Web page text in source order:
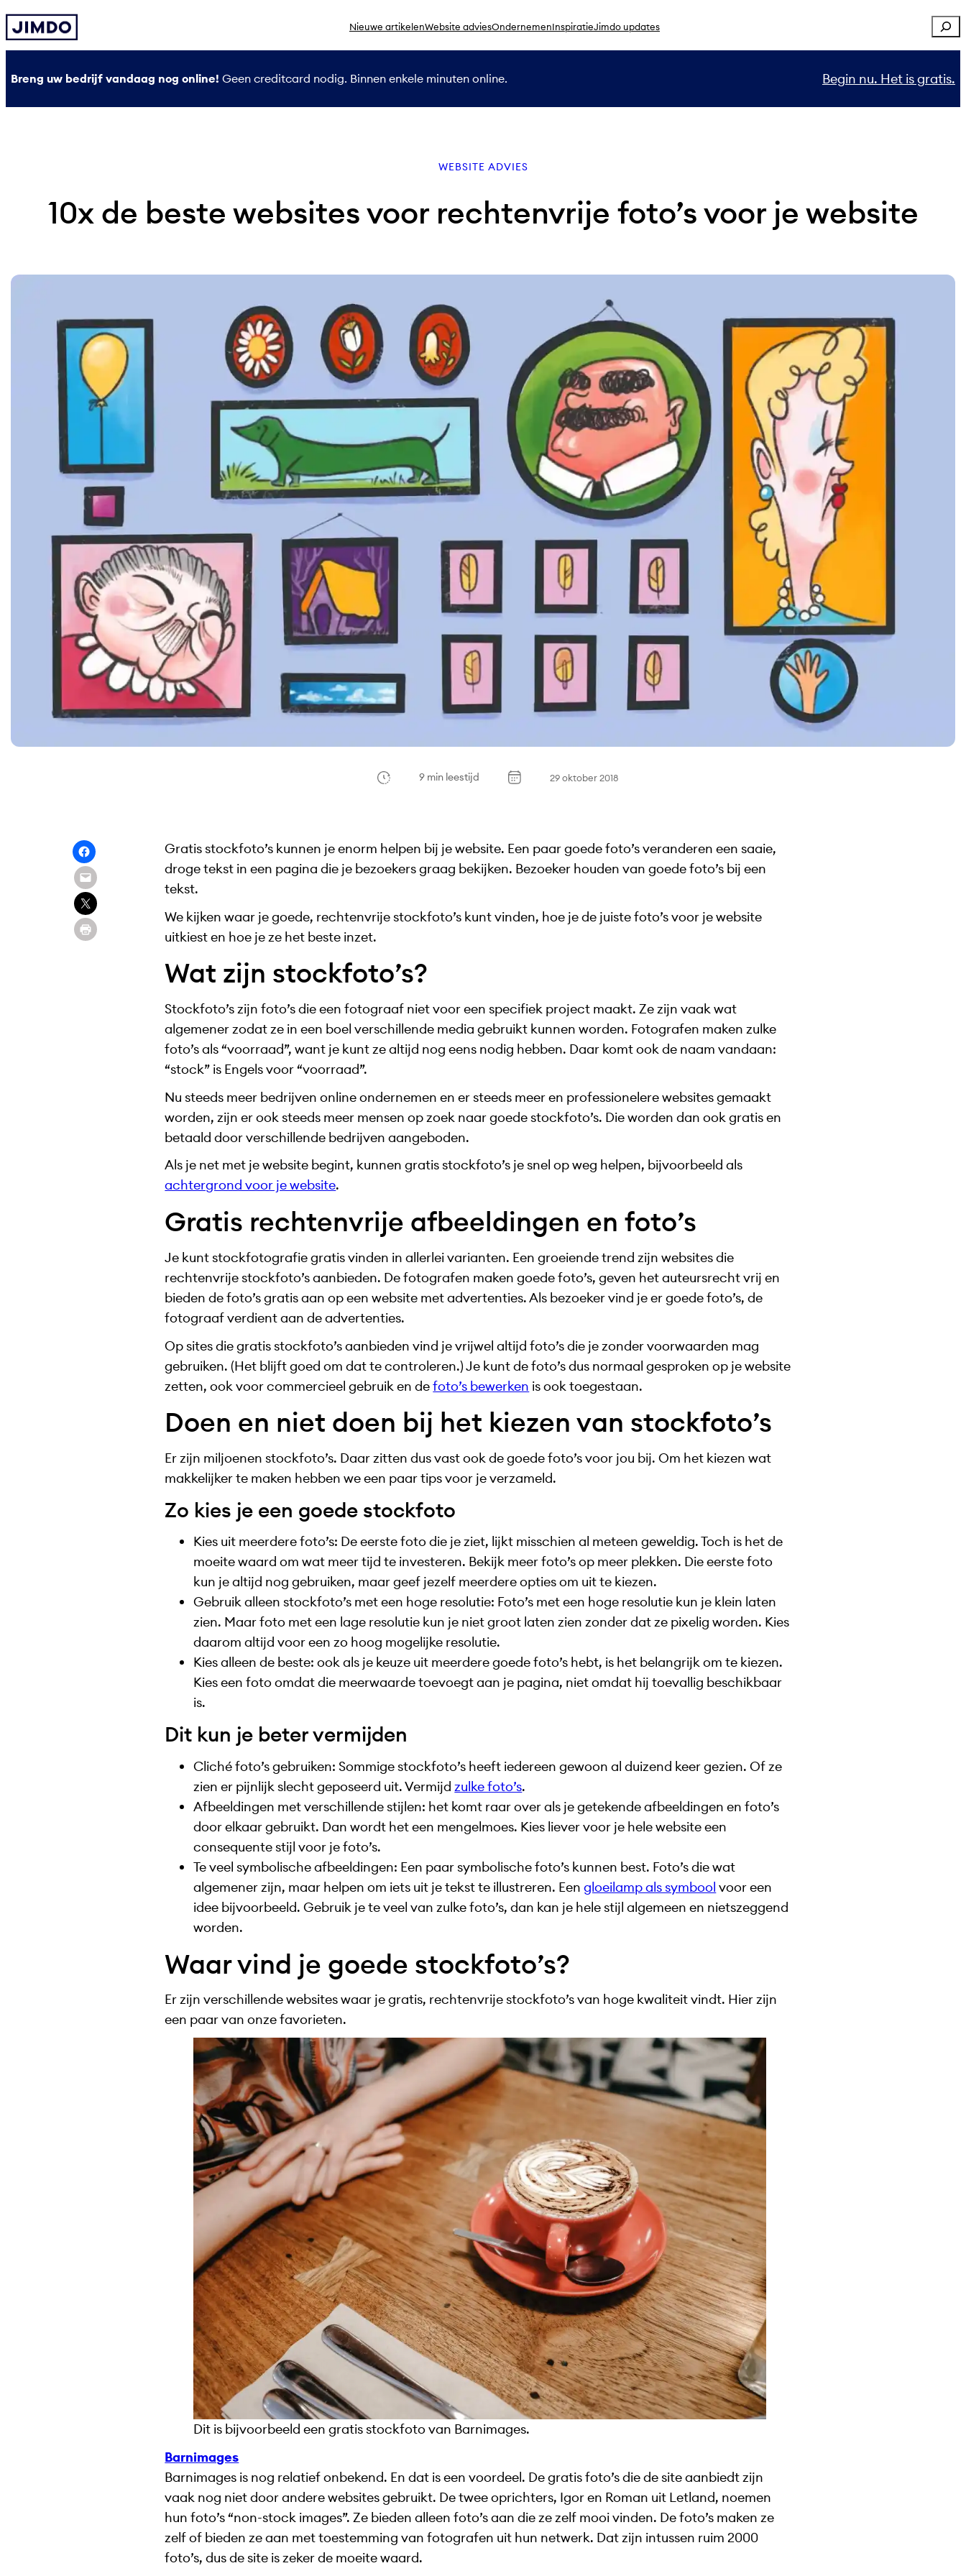
Ga
naar
de
inhoud
Nieuwe artikelenWebsite adviesOndernemenInspiratieJimdo updates
Breng uw bedrijf vandaag nog online!Geen creditcard nodig. Binnen enkele minuten online. Begin nu. Het is gratis.
WEBSITE ADVIES
10x de beste websites voor rechtenvrije foto’s voor je website
9 min leestijd 29 oktober 2018
Gratis stockfoto’s kunnen je enorm helpen bij je website. Een paar goede foto’s veranderen een saaie,
droge tekst in een pagina die je bezoekers graag bekijken. Bezoeker houden van goede foto’s bij een
tekst.
We kijken waar je goede, rechtenvrije stockfoto’s kunt vinden, hoe je de juiste foto’s voor je website
uitkiest en hoe je ze het beste inzet.
Wat zijn stockfoto’s?
Stockfoto’s zijn foto’s die een fotograaf niet voor een specifiek project maakt. Ze zijn vaak wat
algemener zodat ze in een boel verschillende media gebruikt kunnen worden. Fotografen maken zulke
foto’s als “voorraad”, want je kunt ze altijd nog eens nodig hebben. Daar komt ook de naam vandaan:
“stock” is Engels voor “voorraad”.
Nu steeds meer bedrijven online ondernemen en er steeds meer en professionelere websites gemaakt
worden, zijn er ook steeds meer mensen op zoek naar goede stockfoto’s. Die worden dan ook gratis en
betaald door verschillende bedrijven aangeboden.
Als je net met je website begint, kunnen gratis stockfoto’s je snel op weg helpen, bijvoorbeeld als
achtergrond voor je website.
Gratis rechtenvrije afbeeldingen en foto’s
Je kunt stockfotografie gratis vinden in allerlei varianten. Een groeiende trend zijn websites die
rechtenvrije stockfoto’s aanbieden. De fotografen maken goede foto’s, geven het auteursrecht vrij en
bieden de foto’s gratis aan op een website met advertenties. Als bezoeker vind je er goede foto’s, de
fotograaf verdient aan de advertenties.
Op sites die gratis stockfoto’s aanbieden vind je vrijwel altijd foto’s die je zonder voorwaarden mag
gebruiken. (Het blijft goed om dat te controleren.) Je kunt de foto’s dus normaal gesproken op je website
zetten, ook voor commercieel gebruik en defoto’s bewerken is ook toegestaan.
Doen en niet doen bij het kiezen van stockfoto’s
Er zijn miljoenen stockfoto’s. Daar zitten dus vast ook de goede foto’s voor jou bij. Om het kiezen wat
makkelijker te maken hebben we een paar tips voor je verzameld.
Zo kies je een goede stockfoto
Kies uit meerdere foto’s: De eerste foto die je ziet, lijkt misschien al meteen geweldig. Toch is het de
moeite waard om wat meer tijd te investeren. Bekijk meer foto’s op meer plekken. Die eerste foto
kun je altijd nog gebruiken, maar geef jezelf meerdere opties om uit te kiezen.
Gebruik alleen stockfoto’s met een hoge resolutie: Foto’s met een hoge resolutie kun je klein laten
zien. Maar foto met een lage resolutie kun je niet groot laten zien zonder dat ze pixelig worden. Kies
daarom altijd voor een zo hoog mogelijke resolutie.
Kies alleen de beste: ook als je keuze uit meerdere goede foto’s hebt, is het belangrijk om te kiezen.
Kies een foto omdat die meerwaarde toevoegt aan je pagina, niet omdat hij toevallig beschikbaar
is.
Dit kun je beter vermijden
Cliché foto’s gebruiken: Sommige stockfoto’s heeft iedereen gewoon al duizend keer gezien. Of ze
zien er pijnlijk slecht geposeerd uit. Vermijdzulke foto’s.
Afbeeldingen met verschillende stijlen: het komt raar over als je getekende afbeeldingen en foto’s
door elkaar gebruikt. Dan wordt het een mengelmoes. Kies liever voor je hele website een
consequente stijl voor je foto’s.
Te veel symbolische afbeeldingen: Een paar symbolische foto’s kunnen best. Foto’s die wat
algemener zijn, maar helpen om iets uit je tekst te illustreren. Eengloeilamp als symbool voor een
idee bijvoorbeeld. Gebruik je te veel van zulke foto’s, dan kan je hele stijl algemeen en nietszeggend
worden.
Waar vind je goede stockfoto’s?
Er zijn verschillende websites waar je gratis, rechtenvrije stockfoto’s van hoge kwaliteit vindt. Hier zijn
een paar van onze favorieten.
Dit is bijvoorbeeld een gratis stockfoto van Barnimages.
Barnimages
Barnimages is nog relatief onbekend. En dat is een voordeel. De gratis foto’s die de site aanbiedt zijn
vaak nog niet door andere websites gebruikt. De twee oprichters, Igor en Roman uit Letland, noemen
hun foto’s “non-stock images”. Ze bieden alleen foto’s aan die ze zelf mooi vinden. De foto’s maken ze
zelf of bieden ze aan met toestemming van fotografen uit hun netwerk. Dat zijn intussen ruim 2000
foto’s, dus de site is zeker de moeite waard.